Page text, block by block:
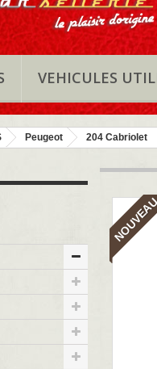
VEHICULES
Peugeot 204 Cabriolet